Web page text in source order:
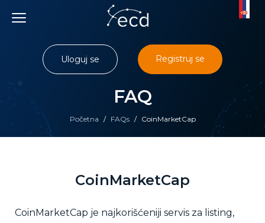
content
Početna / FAQs / CoinMarketCap
FAQ
Uloguj se Registruj se
CoinMarketCap
CoinMarketCap je najkorišćeniji servis za listing,